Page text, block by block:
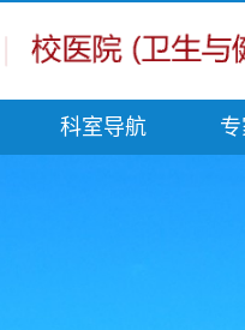
科室导航